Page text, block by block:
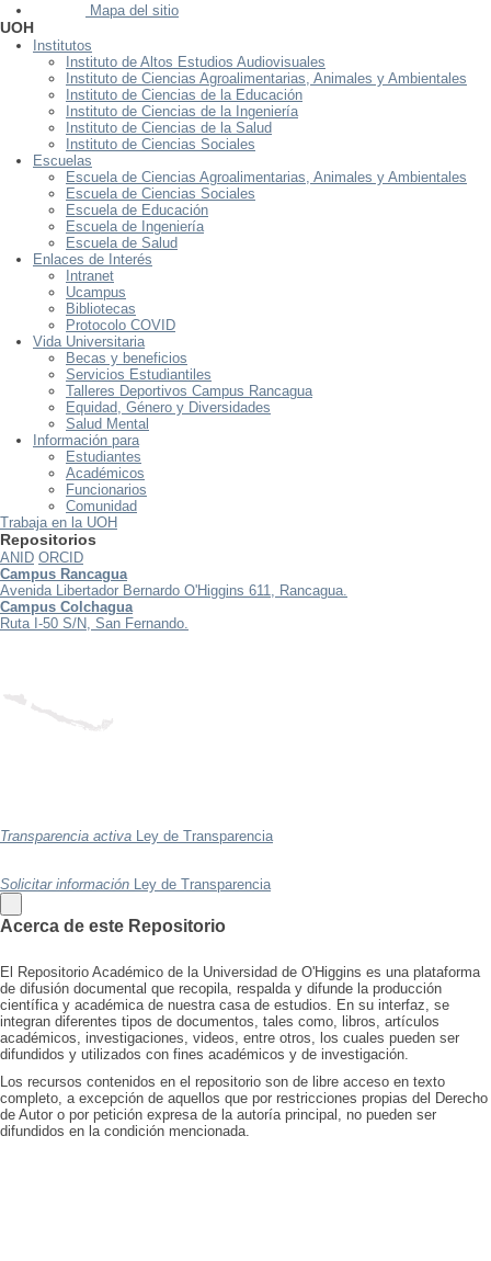
Mapa del sitio
UOH
Institutos
Instituto de Altos Estudios Audiovisuales
Instituto de Ciencias Agroalimentarias, Animales y Ambientales
Instituto de Ciencias de la Educación
Instituto de Ciencias de la Ingeniería
Instituto de Ciencias de la Salud
Instituto de Ciencias Sociales
Escuelas
Escuela de Ciencias Agroalimentarias, Animales y Ambientales
Escuela de Ciencias Sociales
Escuela de Educación
Escuela de Ingeniería
Escuela de Salud
Enlaces de Interés
Intranet
Ucampus
Bibliotecas
Protocolo COVID
Vida Universitaria
Becas y beneficios
Servicios Estudiantiles
Talleres Deportivos Campus Rancagua
Equidad, Género y Diversidades
Salud Mental
Información para
Estudiantes
Académicos
Funcionarios
Comunidad
Trabaja en la UOH
Repositorios
ANID ORCID
Campus Rancagua
Avenida Libertador Bernardo O'Higgins 611, Rancagua.
Campus Colchagua
Ruta I-50 S/N, San Fernando.
Transparencia activa Ley de Transparencia
Solicitar información Ley de Transparencia
Acerca de este Repositorio
El Repositorio Académico de la Universidad de O'Higgins es una plataforma
de difusión documental que recopila, respalda y difunde la producción
científica y académica de nuestra casa de estudios. En su interfaz, se
integran diferentes tipos de documentos, tales como, libros, artículos
académicos, investigaciones, videos, entre otros, los cuales pueden ser
difundidos y utilizados con fines académicos y de investigación.
Los recursos contenidos en el repositorio son de libre acceso en texto
completo, a excepción de aquellos que por restricciones propias del Derecho
de Autor o por petición expresa de la autoría principal, no pueden ser
difundidos en la condición mencionada.